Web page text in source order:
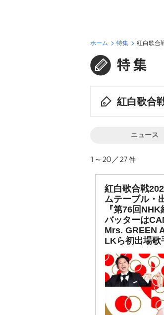
ホーム 特集 紅白歌合
紅白歌合
ニュース
1～20／27件
紅白歌合戦
ムテーブル・
『第76回
バッターは
Mrs. GREEN
LKら初出場歌